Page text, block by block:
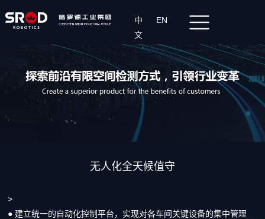
中
文
EN
无人化全天候值守
>
● 建立统一的自动化控制平台，实现对各车间关键设备的集中管理